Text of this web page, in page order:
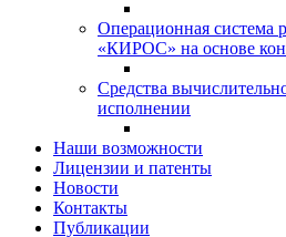
Операционная система
«КИРОС» на основе
Средства
исполнении
Наши возможности
Лицензии и патенты
Новости
Контакты
Публикации